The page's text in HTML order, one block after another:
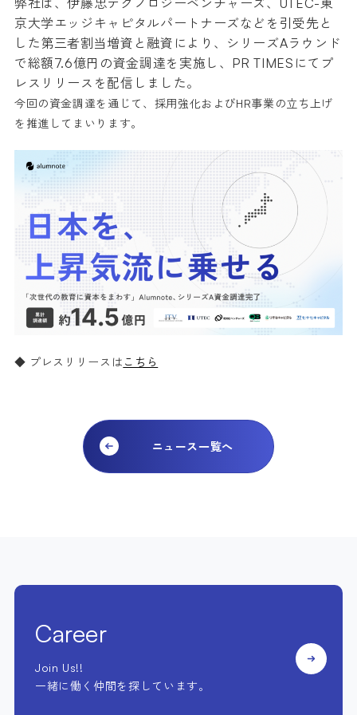
弊社は、伊藤忠テクノロジーベンチャーズ、UTEC-東
京大学エッジキャピタルパートナーズなどを引受先と
した第三者割当増資と融資により、シリーズAラウンド
で総額7.6億円の資金調達を実施し、PR TIMESにてプ
レスリリースを配信しました。
今回の資金調達を通じて、採用強化およびHR事業の立ち上げ
を推進してまいります。
◆ プレスリリースは こちら
ニュース一覧へ
Career
Join Us!!
一緒に働く仲間を探しています。